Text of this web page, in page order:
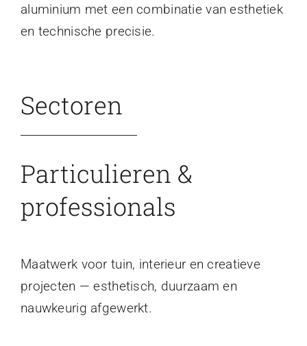
aluminium met een combinatie van esthetiek
en technische precisie.
Sectoren
Particulieren &
professionals
Maatwerk voor tuin, interieur en creatieve
projecten — esthetisch, duurzaam en
nauwkeurig afgewerkt.